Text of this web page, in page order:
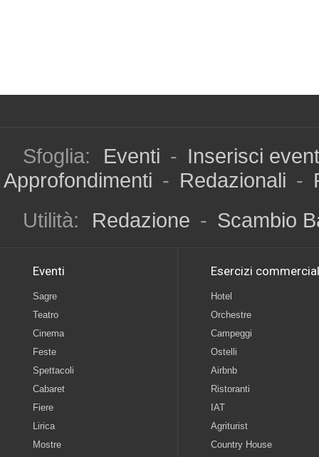
Sfoglia: Eventi - Inserisci
Approfondimenti - Redazionali -
Utilità:
Redazione - Scambio
Eventi
Sagre
Teatro
Cinema
Feste
Spettacoli
Cabaret
Fiere
Lirica
Mostre
Esercizi
Hotel
Orchestre
Campeggi
Ostelli
Airbnb
Ristoranti
IAT
Agriturist
Country House